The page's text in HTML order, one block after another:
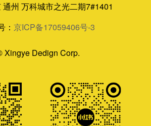
州 万科城市之光二期7#1401
： 京ICP备17059406号-3
Xingye Dedign Corp.